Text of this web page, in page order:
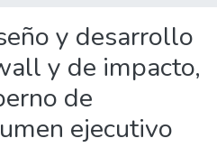
y desarrollo
y de impacto,
de
ejecutivo